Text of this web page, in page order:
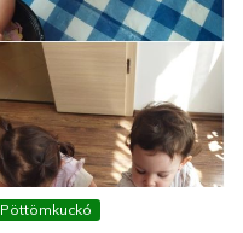
Pöttömkuckó